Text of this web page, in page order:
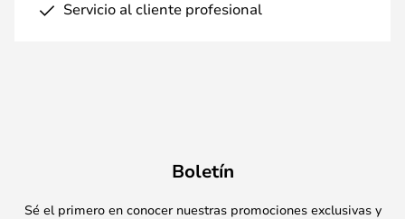
Servicio al cliente profesional
Boletín
Sé el primero en conocer nuestras promociones exclusivas y